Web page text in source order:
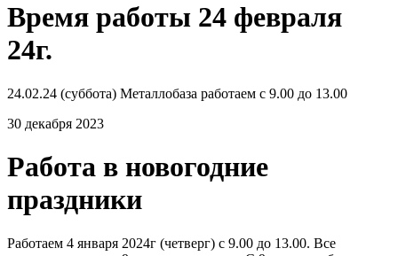
Время работы 24 февраля
24г.
24.02.24 (суббота) Металлобаза работаем с 9.00 до 13.00
30 декабря 2023
Работа в новогодние
праздники
Работаем 4 января 2024г (четверг) с 9.00 до 13.00. Все